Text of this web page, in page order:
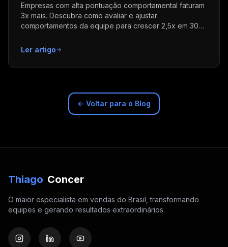
Empresas com alta pontuação comportamental faturam
3x mais. Descubra como avaliar e ajustar
comportamentos da equipe para crescer 2,5x em 30
Ler artigo
← Voltar para o Blog
Thiago Concer
O maior especialista em vendas do Brasil, transformando
equipes e gerando resultados extraordinários.